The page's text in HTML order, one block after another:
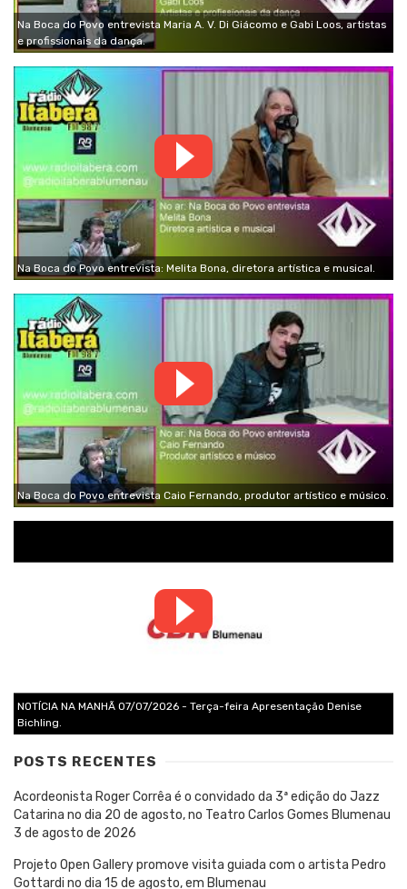
Na Boca do Povo entrevista Maria A. V. Di Giácomo e Gabi Loos, artistas
e profissionais da dança.
Na Boca do Povo entrevista: Melita Bona, diretora artística e musical.
Na Boca do Povo entrevista Caio Fernando, produtor artístico e músico.
NOTÍCIA NA MANHÃ 07/07/2026 - Terça-feira Apresentação Denise
Bichling.
POSTS RECENTES
Acordeonista Roger Corrêa é o convidado da 3ª edição do Jazz
Catarina no dia 20 de agosto, no Teatro Carlos Gomes Blumenau
3 de agosto de 2026
Projeto Open Gallery promove visita guiada com o artista Pedro
Gottardi no dia 15 de agosto, em Blumenau